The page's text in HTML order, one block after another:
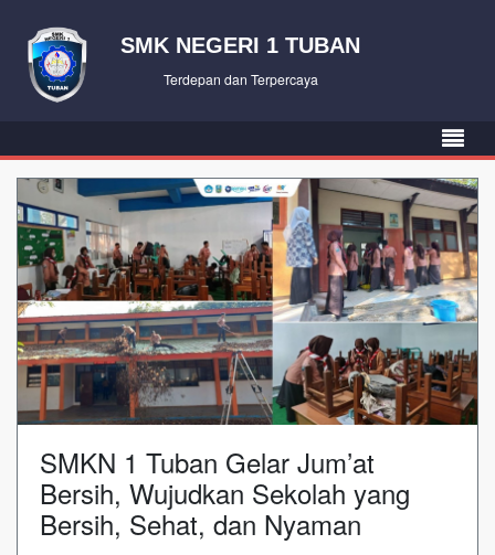
SMK NEGERI 1 TUBAN
Terdepan dan Terpercaya
SMKN 1 Tuban Gelar Jum’at
Bersih, Wujudkan Sekolah yang
Bersih, Sehat, dan Nyaman